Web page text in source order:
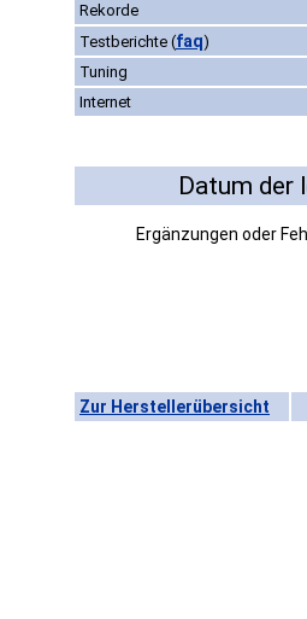
Rekorde
Testberichte (faq)
Tuning
Internet
Datum der
Ergänzungen oder
Zur Herstellerübersicht